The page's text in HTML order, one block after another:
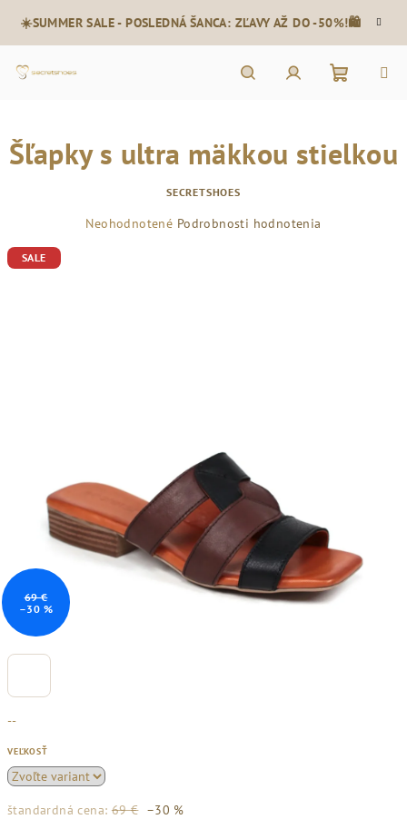
obsah
☀️SUMMER SALE - POSLEDNÁ ŠANCA: ZĽAVY AŽ DO -50%!🛍️
košík
--
VEĽKOSŤ
štandardná cena: 69 € –30 %
Šľapky s ultra mäkkou stielkou
SECRETSHOES
Priemerné
Neohodnotené Podrobnosti hodnotenia
SALE
69 €
–30 %